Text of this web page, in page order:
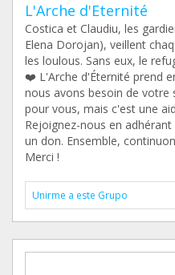
L'Arche d'Eternité
Costica et Claudiu, les
Elena Dorojan), veillent
les loulous. Sans eux, le
❤️ L'Arche d'Éternité prend
nous avons besoin de votre
pour vous, mais c'est une
Rejoignez-nous en
un don. Ensemble,
Merci !
Unirme a este Grupo